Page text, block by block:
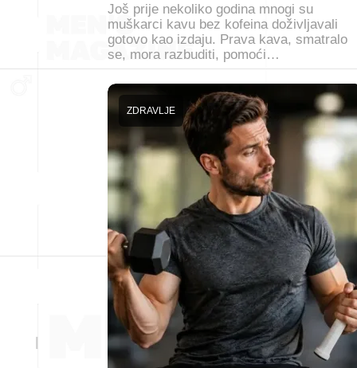
Još prije nekoliko godina mnogi su
muškarci kavu bez kofeina doživljavali
gotovo kao izdaju. Prava kava, smatralo
se, mora razbuditi, pomoći…
ZDRAVLJE